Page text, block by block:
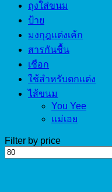
ถุงใส่ขนม
ป้าย
มงกุฎแต่งเค้ก
สารกันชื้น
เชือก
ใช้สำหรับตกแต่ง
ไส้ขนม
You Yee
แม่เอย
Filter by price
Min
price